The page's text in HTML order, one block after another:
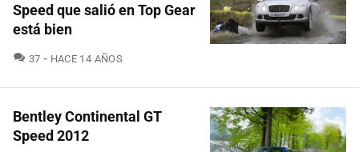
Speed que salió en Top Gear
está bien
37 COMENTARIOS
HACE 14 AÑOS
Bentley Continental GT
Speed 2012